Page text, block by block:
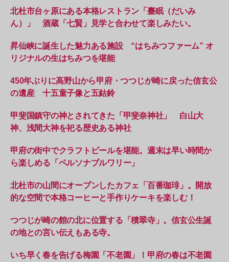
北杜市台ヶ原にある本格レストラン「臺眠（だいみ
ん）」 酒蔵「七賢」見学と合わせて楽しみたい。
昇仙峡に誕生した魅力ある施設 “はちみつファーム” オ
リジナルの生はちみつを堪能
450年ぶりに高野山から甲府・つつじが崎に戻った信玄公
の遺産 十五童子像と五鈷鈴
甲斐国鎮守の神とされてきた「甲斐奈神社」 白山大
神、浅間大神を祀る歴史ある神社
甲府の街中でクラフトビールを堪能。週末は早い時間か
ら楽しめる「ペルソナブルワリー」
北杜市の山間にオープンしたカフェ「百番珈琲」。開放
的な空間で本格コーヒーと手作りケーキを楽しむ！
つつじが崎の館の北に位置する「積翠寺」。信玄公生誕
の地との言い伝えもある寺。
いち早く春を告げる梅園「不老園」！甲府の春は不老園